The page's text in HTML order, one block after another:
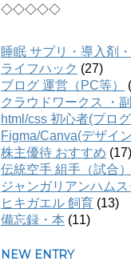
◇◇◇◇◇
睡眠 サプリ・導入剤
ライフハック (27)
ブログ 運営（PC等）
クラウドワークス ・
html/css 初心者(プロ
Figma/Canva(デザイ
株主優待 おすすめ (17)
伝統空手 組手（試合）
ジャンガリアンハム
ヒキガエル 飼育 (13)
備忘録・本 (11)
NEW ENTRY